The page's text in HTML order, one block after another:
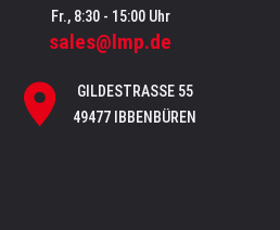
Fr., 8:30 - 15:00 Uhr
sales@lmp.de
GILDESTRASSE 55
49477 IBBENBÜREN